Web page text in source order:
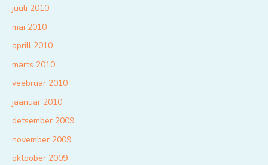
juuli 2010
mai 2010
aprill 2010
märts 2010
veebruar 2010
jaanuar 2010
detsember 2009
november 2009
oktoober 2009